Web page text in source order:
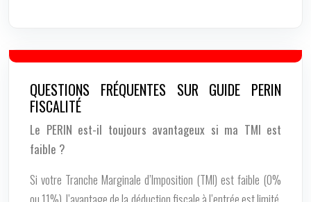
QUESTIONS FRÉQUENTES SUR GUIDE PERIN
FISCALITÉ
Le PERIN est-il toujours avantageux si ma TMI est
faible ?
Si votre Tranche Marginale d’Imposition (TMI) est faible (0%